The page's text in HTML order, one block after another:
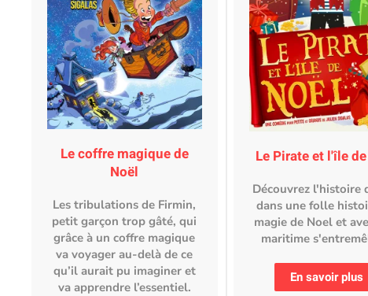
Le coffre magique de
Noël
Les tribulations de Firmin,
petit garçon trop gâté, qui
grâce à un coffre magique
va voyager au-delà de ce
qu’il aurait pu imaginer et
va apprendre l’essentiel.
Le Pirate et l'île
Découvrez l'histoire
dans une folle
magie de Noel et
maritime
En savoir plus